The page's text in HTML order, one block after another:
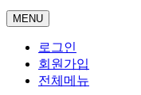
MENU
로그인
회원가입
전체메뉴